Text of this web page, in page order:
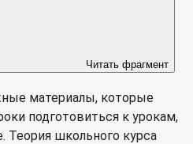
Читать фрагмент
материалы, которые
подготовиться к урокам,
школьного курса